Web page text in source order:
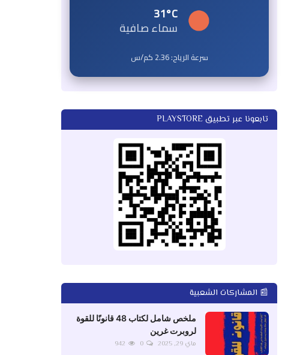
31°C
سماء صافية
سرعة الرياح:2.36 كم/س
تابعونا عبر تطبيق PLAYSTORE
📰 المشاركات الشعبية
ملخص شامل لكتاب 48 قانونًا للقوة
لروبرت غرين
ماي 29, 2025
0
942